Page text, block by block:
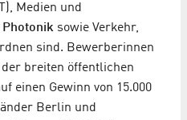
Medien und
Photonik sowie Verkehr,
sind. Bewerberinnen
breiten öffentlichen
einen Gewinn von 15.000
Berlin und